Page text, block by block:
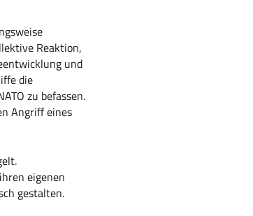
Reaktion,
und
die
zu befassen.
Angriff eines
eigenen
gestalten.